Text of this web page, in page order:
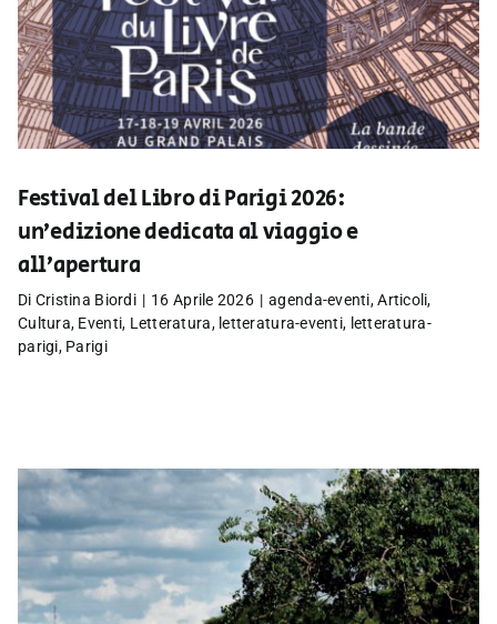
Festival del Libro di Parigi 2026:
un’edizione dedicata al viaggio e
all’apertura
Di Cristina Biordi | 16 Aprile 2026 | agenda-eventi,Articoli,
Cultura, Eventi, Letteratura, letteratura-eventi, letteratura-
parigi, Parigi